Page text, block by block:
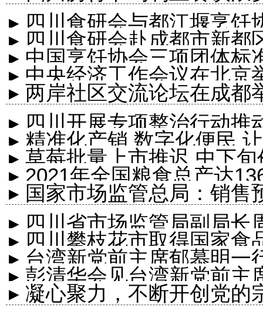
▸ 四川食研会与都江堰烹饪
▸ 四川食研会赴成都市新都
▸ 中国烹饪协会三项团体标
▸ 中央经济工作会议在北京
▸ 两岸社区交流论坛在成都
▸ 四川开展专项整治行动推
▸ 精准化产销 数字化便民
▸ 草莓批量上市推迟 中下
▸ 2021年全国粮食总产达
▸ 国家市场监管总局：销售
▸ 四川省市场监管局副局长
全检查技术中...
▸ 四川攀枝花市取得国家食
▸ 台湾新党前主席郁慕明一
▸ 彭清华会见台湾新党前主
▸ 凝心聚力，不断开创党的